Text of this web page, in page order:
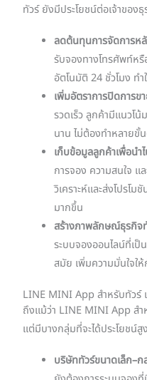
ทัวร์ ยังมีประโยชน์ต่อเจ้าของ
ลดต้นทุนการจัดการห
รับจองทางโทรศัพท์ห
อัตโนมัติ 24 ชั่วโมง ท
เพิ่มอัตราการปิดการข
รวดเร็ว ลูกค้ามีแนวโ
นาน ไม่ต้องทำหลายขั้
เก็บข้อมูลลูกค้าเพื่อนำ
การจอง ความสนใจ แ
วิเคราะห์และส่งโปรโ
มากขึ้น
สร้างภาพลักษณ์ธุรกิจ
ระบบจองออนไลน์ที่เป็
สมัย เพิ่มความมั่นใจใ
LINE MINI App สำหรับทัวร์
ถึงแม้ว่า LINE MINI App สำ
แต่มีบางกลุ่มที่จะได้ประโยชน์
บริษัททัวร์ขนาดเล็ก–ก